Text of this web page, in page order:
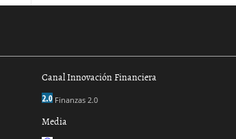
Canal Innovación Financiera
Finanzas 2.0
Media